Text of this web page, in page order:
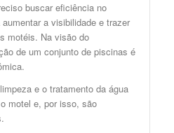
buscar eficiência no
a visibilidade e trazer
motéis. Na visão do
de um conjunto de piscinas é
e o tratamento da água
motel e, por isso, são